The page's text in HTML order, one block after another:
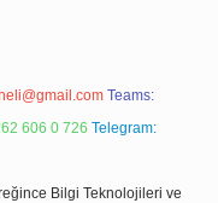
Teams:
606 0 726 Telegram:
Bilgi Teknolojileri ve